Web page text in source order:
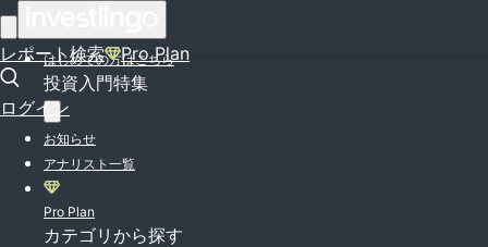
レポート検索 Pro Plan
ログイン
はじめての方はこちら
投資入門特集
お知らせ
アナリスト一覧
Pro Plan
カテゴリから探す